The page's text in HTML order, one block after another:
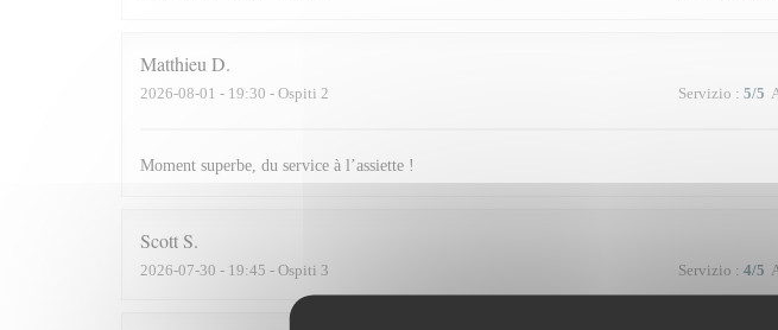
Matthieu D
2026-08-01 - 19:30 - Ospiti 2 Servizio : 5/5
Moment superbe, du service à l’assiette !
Scott S
2026-07-30 - 19:45 - Ospiti 3 Servizio : 4/5